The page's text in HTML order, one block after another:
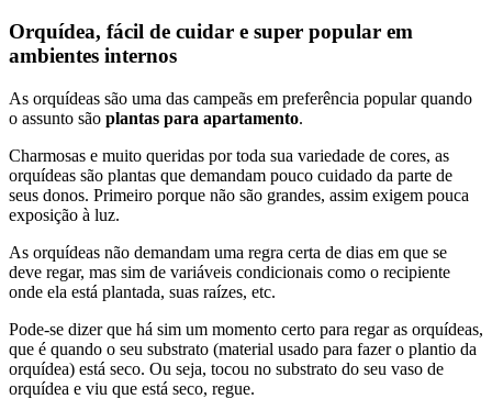
Orquídea, fácil de cuidar e super popular em
ambientes internos
As orquídeas são uma das campeãs em preferência popular quando
o assunto são plantas para apartamento.
Charmosas e muito queridas por toda sua variedade de cores, as
orquídeas são plantas que demandam pouco cuidado da parte de
seus donos. Primeiro porque não são grandes, assim exigem pouca
exposição à luz.
As orquídeas não demandam uma regra certa de dias em que se
deve regar, mas sim de variáveis condicionais como o recipiente
onde ela está plantada, suas raízes, etc.
Pode-se dizer que há sim um momento certo para regar as orquídeas,
que é quando o seu substrato (material usado para fazer o plantio da
orquídea) está seco. Ou seja, tocou no substrato do seu vaso de
orquídea e viu que está seco, regue.